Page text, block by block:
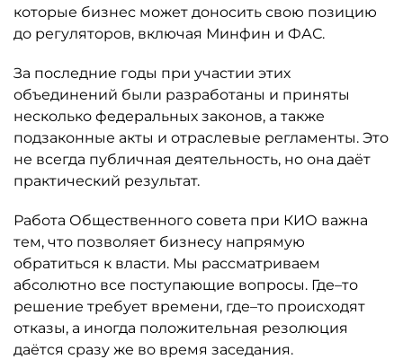
которые бизнес может доносить свою позицию
до регуляторов, включая Минфин и ФАС.
За последние годы при участии этих
объединений были разработаны и приняты
несколько федеральных законов, а также
подзаконные акты и отраслевые регламенты. Это
не всегда публичная деятельность, но она даёт
практический результат.
Работа Общественного совета при КИО важна
тем, что позволяет бизнесу напрямую
обратиться к власти. Мы рассматриваем
абсолютно все поступающие вопросы. Где–то
решение требует времени, где–то происходят
отказы, а иногда положительная резолюция
даётся сразу же во время заседания.